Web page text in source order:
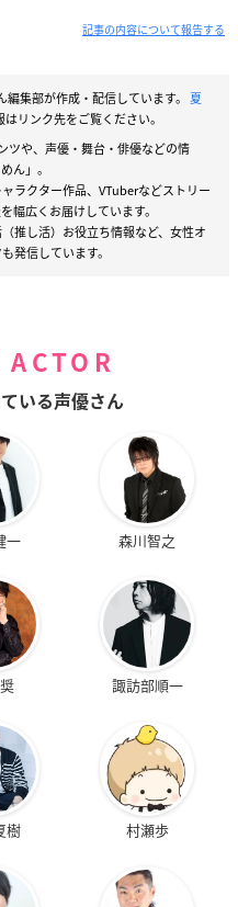
記事の内容について報告する
編集部が作成・配信しています。 夏
はリンク先をご覧ください。
ツや、声優・舞台・俳優などの情
ん」。
ラクター作品、VTuberなどストリー
幅広くお届けしています。
推し活）お役立ち情報など、女性オ
発信しています。
いる声優さん
一 森川智之
諏訪部順一
樹 村瀬歩